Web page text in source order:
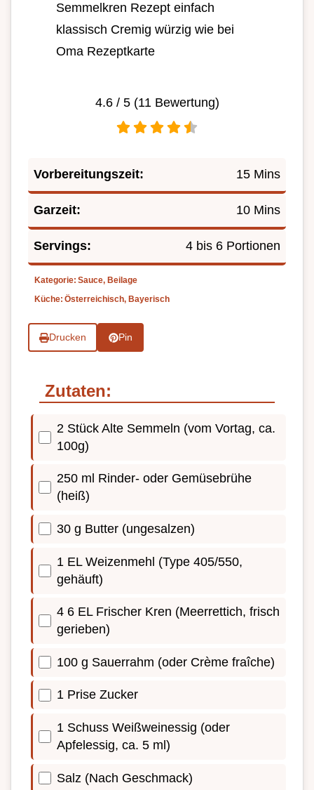
Semmelkren Rezept einfach
klassisch Cremig würzig wie bei
Oma Rezeptkarte
4.6/ 5 (11Bewertung)
Vorbereitungszeit: 15 Mins
Garzeit: 10 Mins
Servings: 4 bis 6 Portionen
Kategorie: Sauce, Beilage
Küche: Österreichisch, Bayerisch
Drucken Pin
Zutaten:
2 Stück Alte Semmeln (vom Vortag, ca.
100g)
250 ml Rinder- oder Gemüsebrühe
(heiß)
30 g Butter (ungesalzen)
1 EL Weizenmehl (Type 405/550,
gehäuft)
4 6 EL Frischer Kren (Meerrettich, frisch
gerieben)
100 g Sauerrahm (oder Crème fraîche)
1 Prise Zucker
1 Schuss Weißweinessig (oder
Apfelessig, ca. 5 ml)
Salz (Nach Geschmack)